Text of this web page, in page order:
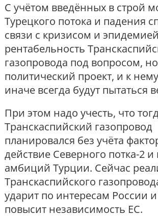
С учётом введённых в строй
Турецкого потока и падения
связи с кризисом и
рентабельность
газопровода под вопросом,
политический проект, и к
иначе всегда будут пытаться
При этом надо учесть, что
Транскаспийский газопровод
планировался без учёта
действие Северного потка-2
амбиций Турции. Сейчас
Транскаспийского
ударит по интересам России
повысит независимость ЕС.